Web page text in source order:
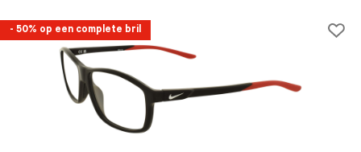
- 50% op een complete bril